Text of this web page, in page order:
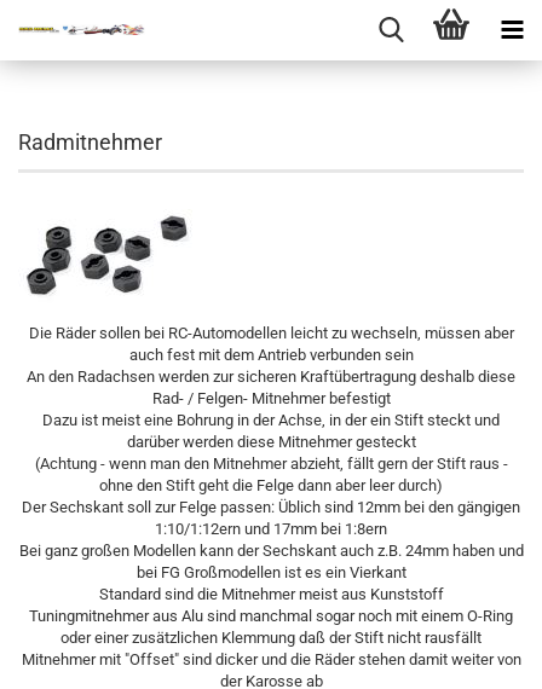
Radmitnehmer
Die Räder sollen bei RC-Automodellen leicht zu wechseln, müssen aber
auch fest mit dem Antrieb verbunden sein
An den Radachsen werden zur sicheren Kraftübertragung deshalb diese
Rad- / Felgen- Mitnehmer befestigt
Dazu ist meist eine Bohrung in der Achse, in der ein Stift steckt und
darüber werden diese Mitnehmer gesteckt
(Achtung - wenn man den Mitnehmer abzieht, fällt gern der Stift raus -
ohne den Stift geht die Felge dann aber leer durch)
Der Sechskant soll zur Felge passen: Üblich sind 12mm bei den gängigen
1:10/1:12ern und 17mm bei 1:8ern
Bei ganz großen Modellen kann der Sechskant auch z.B. 24mm haben und
bei FG Großmodellen ist es ein Vierkant
Standard sind die Mitnehmer meist aus Kunststoff
Tuningmitnehmer aus Alu sind manchmal sogar noch mit einem O-Ring
oder einer zusätzlichen Klemmung daß der Stift nicht rausfällt
Mitnehmer mit "Offset" sind dicker und die Räder stehen damit weiter von
der Karosse ab